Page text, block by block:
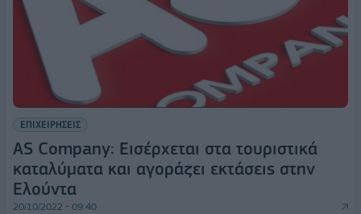
ΕΠΙΧΕΙΡΗΣΕΙΣ
AS Company: Εισέρχεται στα τουριστικά
καταλύματα και αγοράζει εκτάσεις στην
Ελούντα
20/10/2022 - 09:40